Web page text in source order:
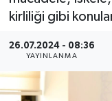
kirliliği gibi
26.07.2024 - 08:36
YAYINLANMA